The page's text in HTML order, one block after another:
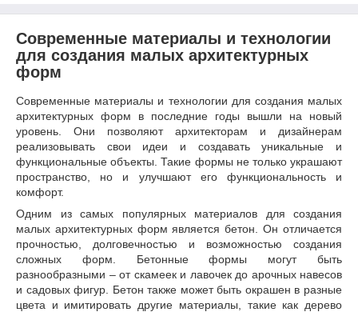
Современные материалы и технологии
для создания малых архитектурных
форм
Современные материалы и технологии для создания малых
архитектурных форм в последние годы вышли на новый
уровень. Они позволяют архитекторам и дизайнерам
реализовывать свои идеи и создавать уникальные и
функциональные объекты. Такие формы не только украшают
пространство, но и улучшают его функциональность и
комфорт.
Одним из самых популярных материалов для создания
малых архитектурных форм является бетон. Он отличается
прочностью, долговечностью и возможностью создания
сложных форм. Бетонные формы могут быть
разнообразными – от скамеек и лавочек до арочных навесов
и садовых фигур. Бетон также может быть окрашен в разные
цвета и имитировать другие материалы, такие как дерево